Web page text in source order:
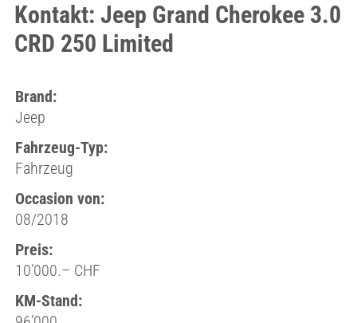
Kontakt: Jeep Grand Cherokee 3.0
CRD 250 Limited
Brand:
Jeep
Fahrzeug-Typ:
Fahrzeug
Occasion von:
08/2018
Preis:
10’000.– CHF
KM-Stand: